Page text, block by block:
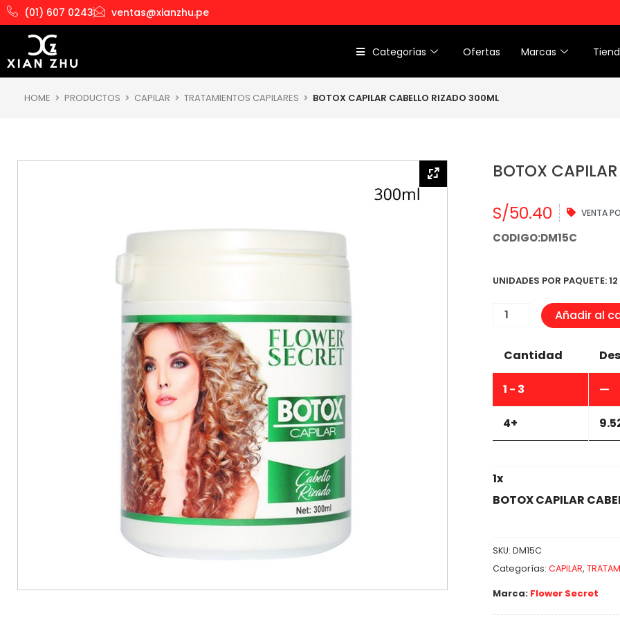
al
contenido
(01) 607 0243 ventas@xianzhu.pe
Categorías Ofertas Marcas
HOME PRODUCTOS CAPILAR TRATAMIENTOS CAPILARES BOTOX CAPILAR CABELLO RIZADO 300ML
BOTOX
S/50.40 VENTA
CODIGO:DM15C
UNIDADES POR PAQUETE: 12
BOTOX
CABELLO
RIZADO
300ML
Añadir al
Cantidad
1 - 3 —
4+
1x
BOTOX CAPILAR
SKU: DM15C
Categorías: CAPILAR,
Marca: Flower Secret